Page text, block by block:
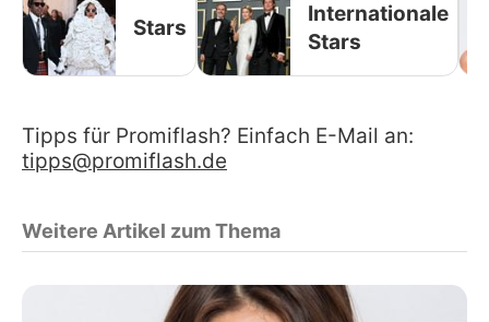
Stars
Internationale
Stars
Tipps für Promiflash? Einfach E-Mail an:
tipps@promiflash.de
Weitere Artikel zum Thema